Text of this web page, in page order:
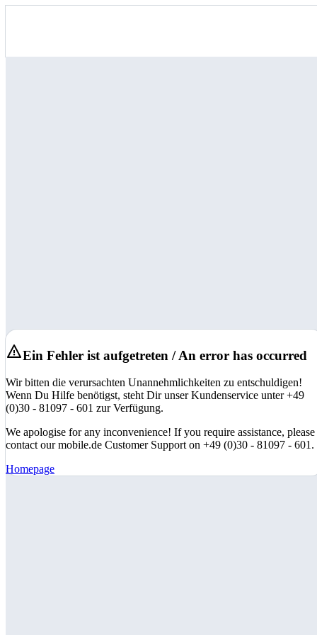
Ein Fehler ist aufgetreten / An error has occurred
Wir bitten die verursachten Unannehmlichkeiten zu entschuldigen!
Wenn Du Hilfe benötigst, steht Dir unser Kundenservice unter +49
(0)30 - 81097 - 601 zur Verfügung.
We apologise for any inconvenience! If you require assistance, please
contact our mobile.de Customer Support on +49 (0)30 - 81097 - 601.
Homepage